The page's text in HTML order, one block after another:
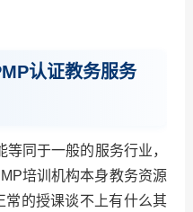
认证教务服务
同于一般的服务行业，
培训机构本身教务资源
常的授课谈不上有什么其